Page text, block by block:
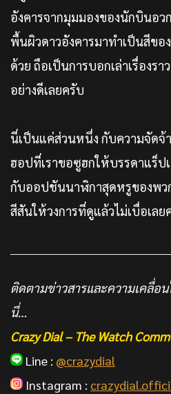
อังคารจากมุมมองของนักบินอว
พื้นผิวดาวอังคารมาทำเป็นสีข
ด้วย ถือเป็นการบอกเล่าเรื่องร
อย่างดีเลยครับ
นี่เป็นแค่ส่วนหนึ่ง กับความจัด
ฮอปที่เราขอซูฮกให้บรรดาแร็
กับออปชันนาฬิกาสุดหรูของพว
สีสันให้วงการที่ดูแล้วไม่เบื่อเลย
ติดตามข่าวสารและความเคลื่อ
นี่…
Crazy Dial – The Watch
Line : @crazydial
Instagram :